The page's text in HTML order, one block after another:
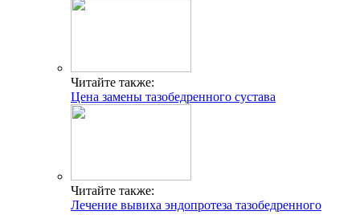
Читайте также:
Цена замены тазобедренного сустава
Читайте также:
Лечение вывиха эндопротеза тазобедренного